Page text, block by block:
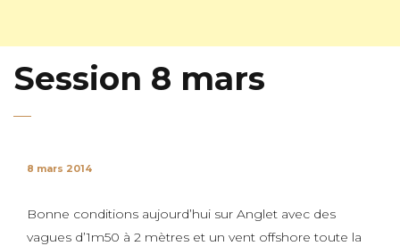
Session 8 mars
8 mars 2014
Bonne conditions aujourd’hui sur Anglet avec des
vagues d’1m50 à 2 mètres et un vent offshore toute la